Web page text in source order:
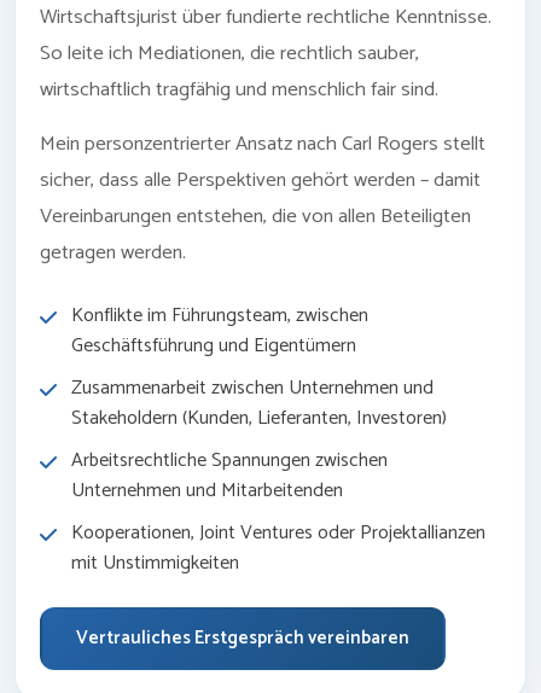
Wirtschaftsjurist über fundierte rechtliche Kenntnisse.
So leite ich Mediationen, die rechtlich sauber,
wirtschaftlich tragfähig und menschlich fair sind.
Mein personzentrierter Ansatz nach Carl Rogers stellt
sicher, dass alle Perspektiven gehört werden – damit
Vereinbarungen entstehen, die von allen Beteiligten
getragen werden.
Konflikte im Führungsteam, zwischen
Geschäftsführung und Eigentümern
Zusammenarbeit zwischen Unternehmen und
Stakeholdern (Kunden, Lieferanten, Investoren)
Arbeitsrechtliche Spannungen zwischen
Unternehmen und Mitarbeitenden
Kooperationen, Joint Ventures oder Projektallianzen
mit Unstimmigkeiten
Vertrauliches Erstgespräch vereinbaren